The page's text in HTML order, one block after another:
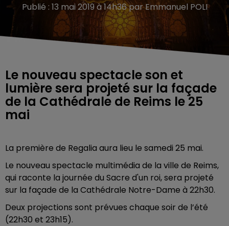
Publié : 13 mai 2019 à 14h36 par Emmanuel POLI
Le nouveau spectacle son et
lumière sera projeté sur la façade
de la Cathédrale de Reims le 25
mai
La première de Regalia aura lieu le samedi 25 mai.
Le nouveau spectacle multimédia de la ville de Reims,
qui raconte la journée du Sacre d'un roi, sera projeté
sur la façade de la Cathédrale Notre-Dame à 22h30.
Deux projections sont prévues chaque soir de l’été
(22h30 et 23h15).